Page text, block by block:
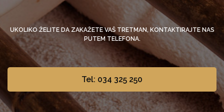
UKOLIKO ŽELITE DA ZAKAŽETE VAŠ TRETMAN, KONTAKTIRAJTE NAS
PUTEM TELEFONA.
Tel: 034 325 250